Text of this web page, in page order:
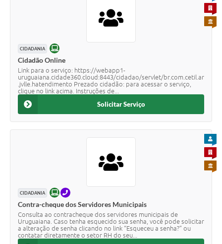
CIDADANIA ONLINE
Cidadão Online
Link para o serviço: https://webapp1-
uruguaiana.cidade360.cloud:8443/cidadao/servlet/br.com.cetil.ar
.jvlle.hatendimento Prezado cidadão: para acessar o serviço,
clique no link acima. Instruções de...
PARA
PARA
Solicitar Serviço
CIDADANIA ONLINETELEFONE
Contra-cheque dos Servidores Municipais
Consulta ao contracheque dos servidores municipais de
Uruguaiana. Caso tenha esquecido sua senha, você pode solicitar
a alteração de senha clicando no link “Esqueceu a senha?” ou
contatar diretamente o setor RH do seu...
PARA
PARA